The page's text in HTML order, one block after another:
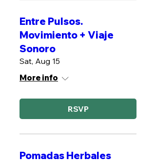
Entre Pulsos.
Movimiento + Viaje
Sonoro
Sat, Aug 15
More info
RSVP
Pomadas Herbales